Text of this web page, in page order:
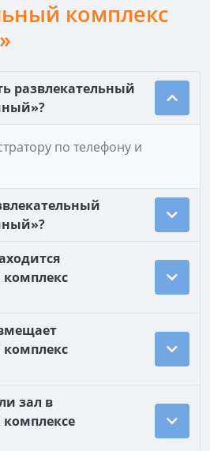
комплекс
развлекательный
по телефону и
зал в